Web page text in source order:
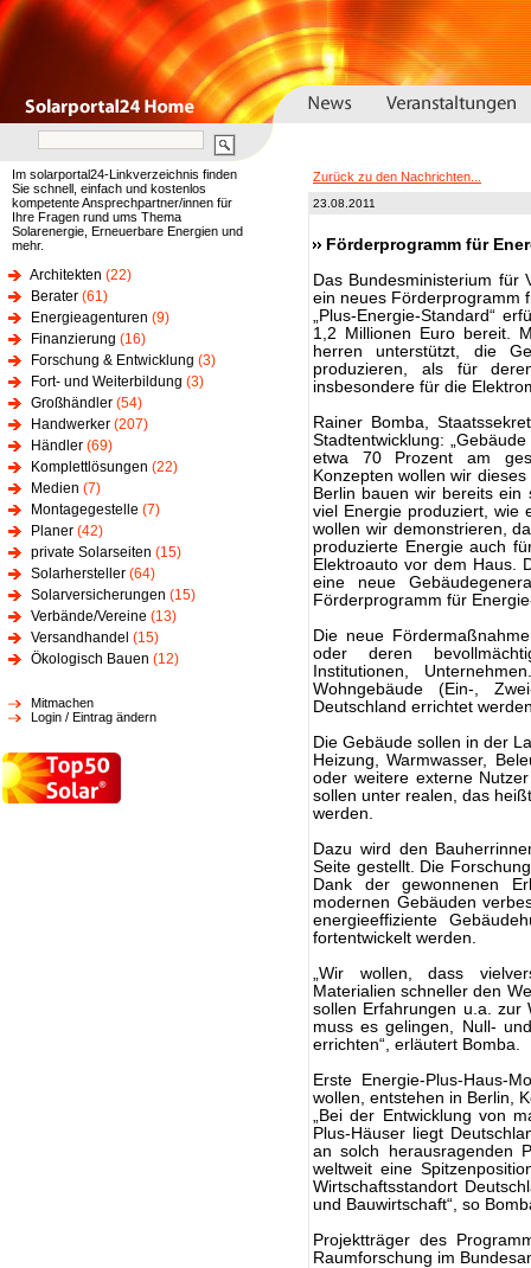
Im solarportal24-Linkverzeichnis finden
Sie schnell, einfach und kostenlos
kompetente Ansprechpartner/innen für
Ihre Fragen rund ums Thema
Solarenergie, Erneuerbare Energien und
mehr.
Architekten (22)
Berater (61)
Energieagenturen (9)
Finanzierung (16)
Forschung & Entwicklung (3)
Fort- und Weiterbildung (3)
Großhändler (54)
Handwerker (207)
Händler (69)
Komplettlösungen (22)
Medien (7)
Montagegestelle (7)
Planer (42)
private Solarseiten (15)
Solarhersteller (64)
Solarversicherungen (15)
Verbände/Vereine (13)
Versandhandel (15)
Ökologisch Bauen (12)
Mitmachen
Login / Eintrag ändern
Zurück zu den Nachrichten...
23.08.2011
Förderprogramm für
Das Bundesministerium für
ein neues Förderprogramm
„Plus-Energie-Standard“
1,2 Millionen Euro bereit.
herren unterstützt, die
produzieren, als für
insbesondere für die
Rainer Bomba,
Stadtentwicklung:
etwa 70 Prozent am
Konzepten wollen wir
Berlin bauen wir bereits ein
viel Energie produziert, wie
wollen wir demonstrieren,
produzierte Energie auch
Elektroauto vor dem Haus.
eine neue
Förderprogramm für
Die neue
oder deren
Institutionen,
Wohngebäude (Ein-,
Deutschland errichtet
Die Gebäude sollen in der
Heizung, Warmwasser,
oder weitere externe
sollen unter realen, das
werden.
Dazu wird den
Seite gestellt. Die
Dank der gewonnenen
modernen Gebäuden
energieeffiziente
fortentwickelt werden.
„Wir wollen, dass
Materialien schneller den
sollen Erfahrungen u.a. zur
muss es gelingen, Null-
errichten“, erläutert Bomba.
Erste Energie-Plus-Haus-
wollen, entstehen in Berlin,
„Bei der Entwicklung von
Plus-Häuser liegt
an solch herausragenden
weltweit eine
Wirtschaftsstandort
und Bauwirtschaft“, so
Projektträger des
Raumforschung im